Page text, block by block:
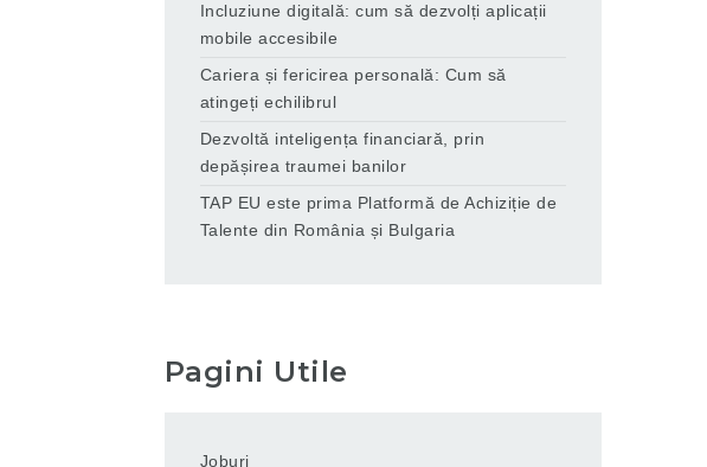
Incluziune digitală: cum să dezvolți aplicații
mobile accesibile
Cariera și fericirea personală: Cum să
atingeți echilibrul
Dezvoltă inteligența financiară, prin
depășirea traumei banilor
TAP EU este prima Platformă de Achiziție de
Talente din România și Bulgaria
Pagini Utile
Joburi